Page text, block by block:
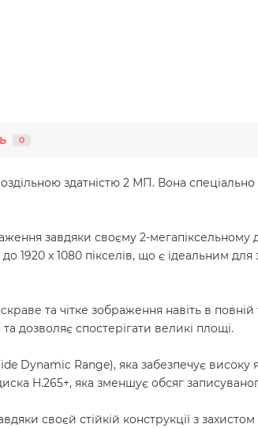
0
здатністю 2 МП. Вона
завдяки своєму 2-мегапіксельному
1920 x 1080 пікселів, що є ідеальним для
та чітке зображення навіть в повній
дозволяє спостерігати великі площі.
Dynamic Range), яка забезпечує високу
H.265+, яка зменшує обсяг
своєй стійкій конструкції з